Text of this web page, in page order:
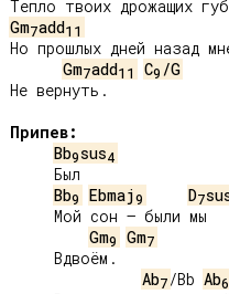
Gm7add11
Но прошлых дней назад
Gm7add11 C9 /G
Не вернуть.
Припев:
Bb9sus4
Bb9 Ebmaj9 D7
Gm9 Gm7
Ab7/Bb Ab6